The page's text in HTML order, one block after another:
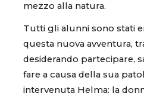
mezzo alla natura.
Tutti gli alunni sono stati
questa nuova avventura,
desiderando partecipare,
fare a causa della sua
intervenuta Helma: la